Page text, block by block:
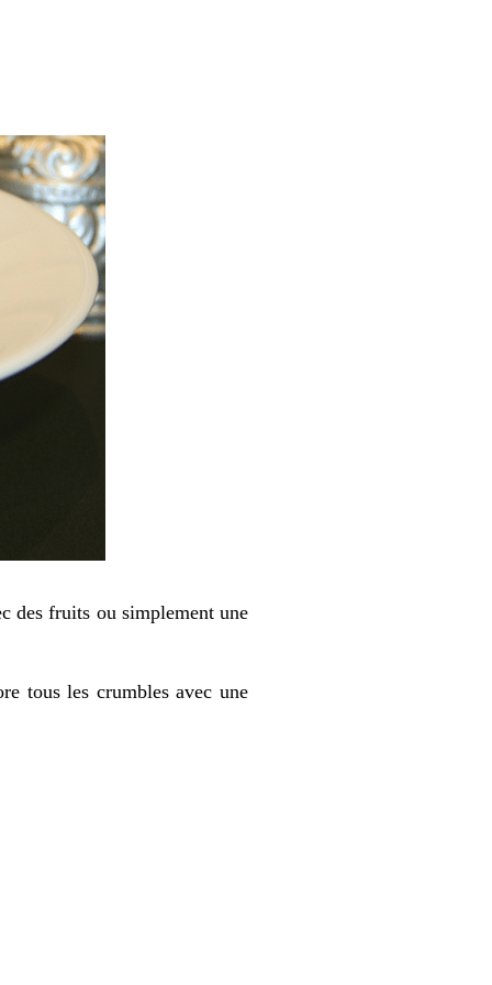
des fruits ou simplement une
tous les crumbles avec une